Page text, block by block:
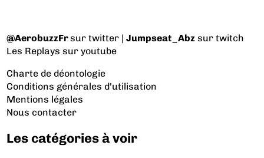
@AerobuzzFrsur twitter |Jumpseat_Abz sur twitch
Les Replays sur youtube
Charte de déontologie
Conditions générales d'utilisation
Mentions légales
Nous contacter
Les catégories à voir